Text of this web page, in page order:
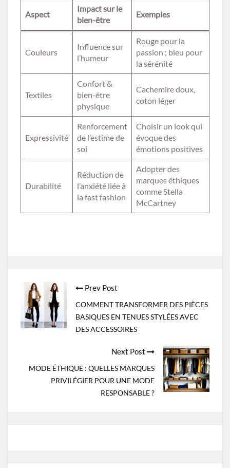
Aspect
Impact sur le
bien-être
Exemples
Couleurs
Influence sur
l’humeur
Rouge pour la
passion ; bleu pour
la sérénité
Textiles
Confort &
bien-être
physique
Cachemire doux,
coton léger
Expressivité
Renforcement
de l’estime de
soi
Choisir un look qui
évoque des
émotions positives
Durabilité
Réduction de
l’anxiété liée à
la fast fashion
Adopter des
marques éthiques
comme Stella
McCartney
Post
navigation
Prev Post
COMMENT TRANSFORMER DES PIÈCES
BASIQUES EN TENUES STYLÉES AVEC
DES ACCESSOIRES
Next Post
MODE ÉTHIQUE : QUELLES MARQUES
PRIVILÉGIER POUR UNE MODE
RESPONSABLE ?